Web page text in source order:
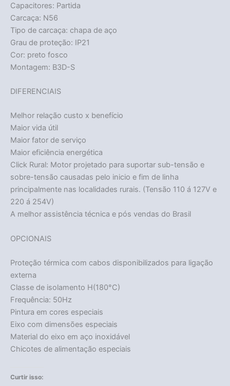
Acabou
Capacitores: Partida
Carcaça: N56
Tipo de carcaça: chapa de aço
Grau de proteção: IP21
Cor: preto fosco
Montagem: B3D-S
DIFERENCIAIS
Melhor relação custo x benefício
Maior vida útil
Maior fator de serviço
Maior eficiência energética
Click Rural: Motor projetado para suportar sub-tensão e
sobre-tensão causadas pelo inicio e fim de linha
principalmente nas localidades rurais. (Tensão 110 á 127V e
220 á 254V)
A melhor assistência técnica e pós vendas do Brasil
OPCIONAIS
Proteção térmica com cabos disponibilizados para ligação
externa
Classe de isolamento H(180°C)
Frequência: 50Hz
Pintura em cores especiais
Eixo com dimensões especiais
Material do eixo em aço inoxidável
Chicotes de alimentação especiais
Curtir isso: